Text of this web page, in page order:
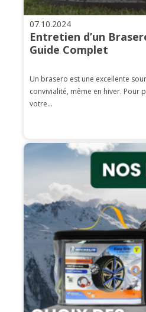
07.10.2024
Entretien d’un
Guide Complet
Un brasero est une excellente
convivialité, même en hiver. Pour
votre...